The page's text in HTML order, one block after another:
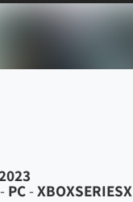
- PC-XBOXSERIESX